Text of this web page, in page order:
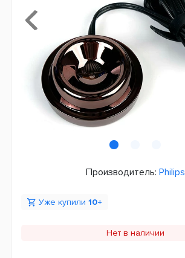
Производитель: Philips
Уже купили 10+
Нет в наличии